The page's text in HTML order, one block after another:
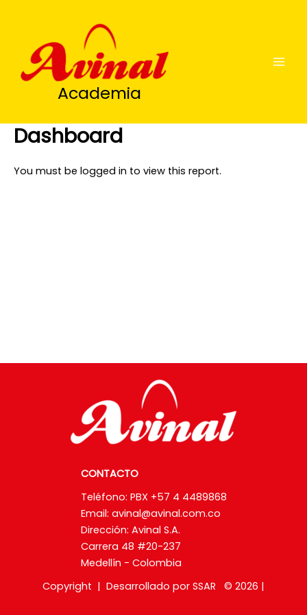
contenido
Academia
Dashboard
You must be logged in to view this report.
CONTACTO
Teléfono: PBX +57 4 4489868
Email: avinal@avinal.com.co
Dirección: Avinal S.A.
Carrera 48 #20-237
Medellín - Colombia
Copyright | Desarrollado por SSAR © 2026 |